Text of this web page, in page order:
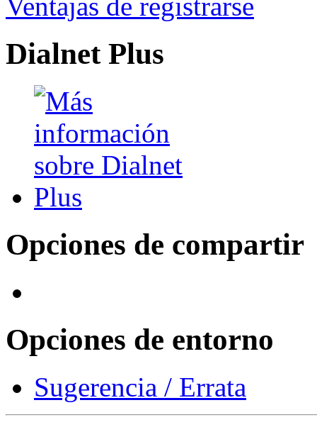
Dialnet Plus
Opciones de compartir
Opciones de entorno
Sugerencia / Errata